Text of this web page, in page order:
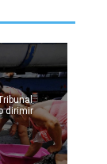
dirimir